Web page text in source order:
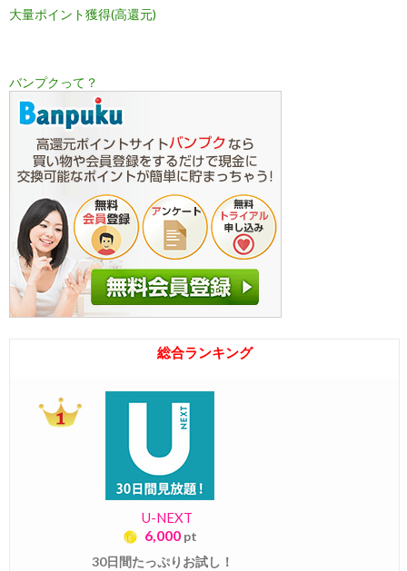
大量ポイント獲得(高還元)
バンプクって？
総合ランキング
U-NEXT
6,000 pt
30日間たっぷりお試し！